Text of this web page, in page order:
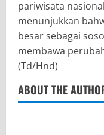
pariwisata
menunjukkan
besar sebagai
membawa
(Td/Hnd)
ABOUT THE